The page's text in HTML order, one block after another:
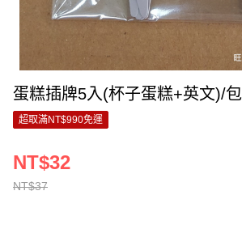
蛋糕插牌5入(杯子蛋糕+英文)/包
超取滿NT$990免運
NT$37
NT$32